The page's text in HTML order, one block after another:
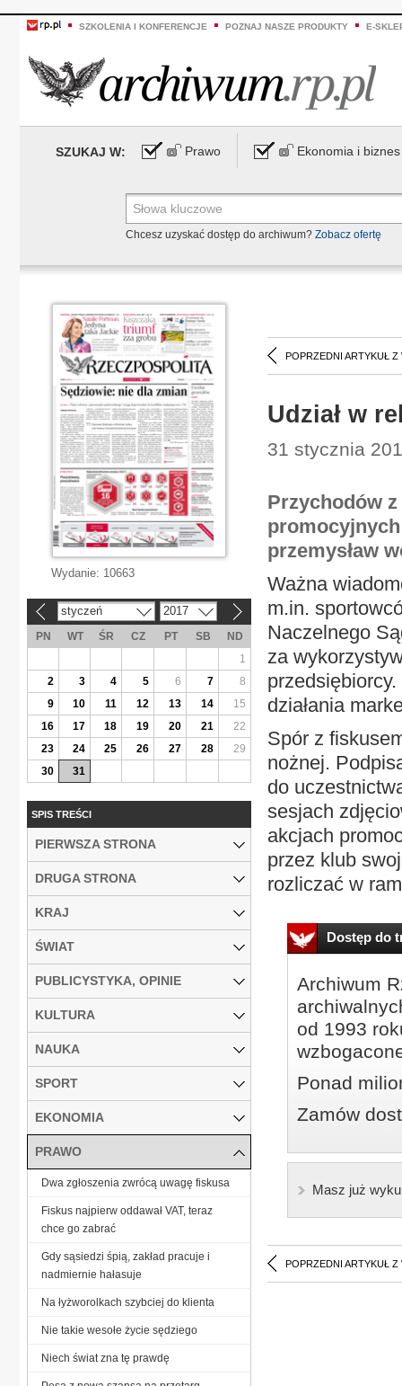
SZKOLENIA I KONFERENCJE POZNAJ NASZE PRODUKTY E-
SZUKAJ W: Prawo Ekonomia i biznes
Chcesz uzyskać dostęp do archiwum? Zobacz ofertę
POPRZEDNI ARTYKUŁ Z
Udział w
31 stycznia
Przychodów
przemysław
Ważna
m.in.
Naczelnego
za
działania
Spór z
nożnej.
do
sesjach
akcjach
przez klub
rozliczać w
Dostęp do
Archiwum
od 1993
Ponad
Zamów
Masz już
POPRZEDNI ARTYKUŁ Z
Wydanie: 10663
styczeń 2017
PN WT ŚR CZ PT SB
ND
1
2
3 4 5 6 7
8
9
10 11 12 13 14
15
16
17 18 19 20 21
22
23
24 25 26 27 28
29
30
31
SPIS TREŚCI
PIERWSZA STRONA
DRUGA STRONA
KRAJ
ŚWIAT
PUBLICYSTYKA, OPINIE
KULTURA
NAUKA
SPORT
EKONOMIA
PRAWO
Dwa zgłoszenia zwrócą uwagę fiskusa
Fiskus najpierw oddawał VAT, teraz
chce go zabrać
Gdy sąsiedzi śpią, zakład pracuje i
nadmiernie hałasuje
Na łyżworolkach szybciej do klienta
Nie takie wesołe życie sędziego
Niech świat zna tę prawdę